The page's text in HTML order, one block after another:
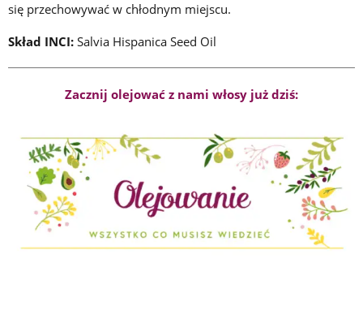
się przechowywać w chłodnym miejscu.
Skład INCI: Salvia Hispanica Seed Oil
Zacznij olejować z nami włosy już dziś: